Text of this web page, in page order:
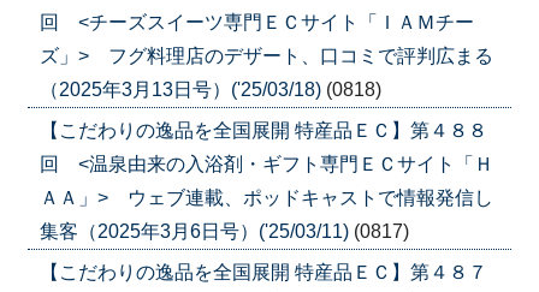
回 <チーズスイーツ専門ＥＣサイト「ＩＡＭチー
ズ」> フグ料理店のデザート、口コミで評判広まる
（2025年3月13日号）('25/03/18) (0818)
【こだわりの逸品を全国展開 特産品ＥＣ】第４８８
回 <温泉由来の入浴剤・ギフト専門ＥＣサイト「Ｈ
ＡＡ」> ウェブ連載、ポッドキャストで情報発信し
集客（2025年3月6日号）('25/03/11) (0817)
【こだわりの逸品を全国展開 特産品ＥＣ】第４８７